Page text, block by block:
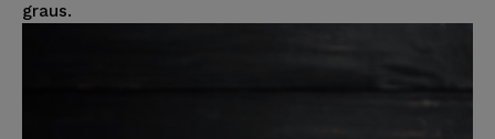
graus.